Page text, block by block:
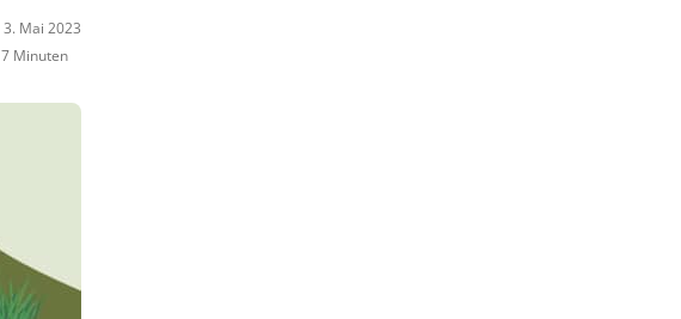
3. Mai 2023
7 Minuten